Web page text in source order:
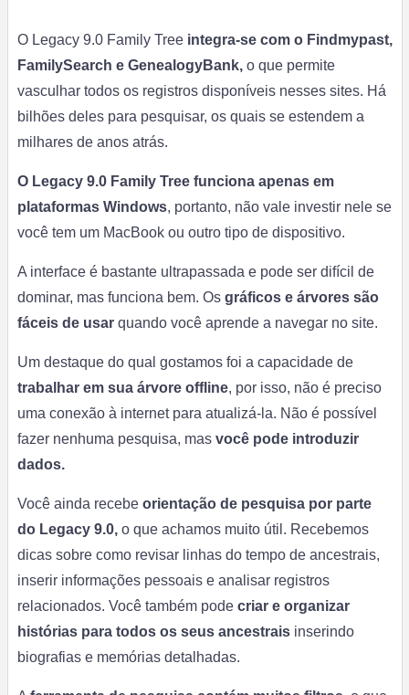
O Legacy 9.0 Family Tree integra-se com o Findmypast,
FamilySearch e GenealogyBank,o que permite
vasculhar todos os registros disponíveis nesses sites. Há
bilhões deles para pesquisar, os quais se estendem a
milhares de anos atrás.
O Legacy 9.0 Family Tree funciona apenas em
plataformas Windows, portanto, não vale investir nele se
você tem um MacBook ou outro tipo de dispositivo.
A interface é bastante ultrapassada e pode ser difícil de
dominar, mas funciona bem. Os gráficos e árvores são
fáceis de usar quando você aprende a navegar no site.
Um destaque do qual gostamos foi a capacidade de
trabalhar em sua árvore offline, por isso, não é preciso
uma conexão à internet para atualizá-la. Não é possível
fazer nenhuma pesquisa, mas você pode introduzir
dados.
Você ainda recebe orientação de pesquisa por parte
do Legacy 9.0,o que achamos muito útil. Recebemos
dicas sobre como revisar linhas do tempo de ancestrais,
inserir informações pessoais e analisar registros
relacionados. Você também pode criar e organizar
histórias para todos os seus ancestrais inserindo
biografias e memórias detalhadas.